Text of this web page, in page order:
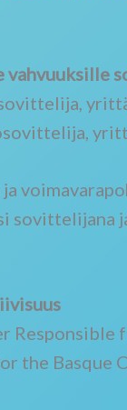
sovittelijana
Responsible
the Basque